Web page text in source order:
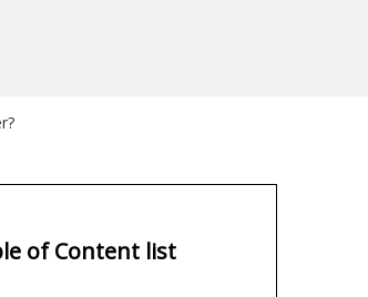
of Content list